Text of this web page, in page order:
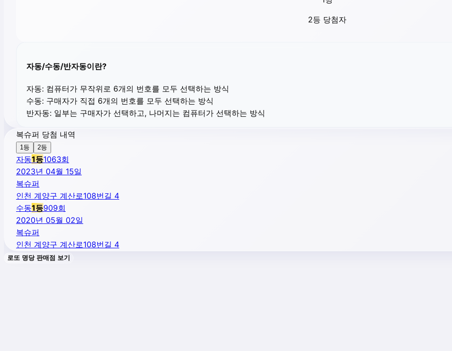
2등 당첨자
자동/수동/반자동이란?
자동: 컴퓨터가 무작위로 6개의 번호를 모두 선택하는 방식
수동: 구매자가 직접 6개의 번호를 모두 선택하는 방식
반자동: 일부는 구매자가 선택하고, 나머지는 컴퓨터가 선택하는 방식
복슈퍼 당첨 내역
1등 2등
자동1등1063회
2023년 04월 15일
복슈퍼
인천 계양구 계산로108번길 4
수동1등909회
2020년 05월 02일
복슈퍼
인천 계양구 계산로108번길 4
로또 명당 판매점 보기